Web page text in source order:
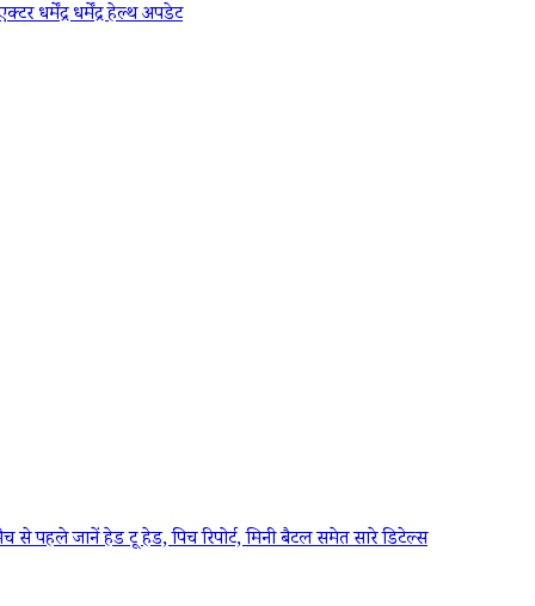
धर्मेंद्रधर्मेंद्र हेल्थ अपडेट
जानें हेड टू हेड, पिच रिपोर्ट, मिनी बैटल समेत सारे डिटेल्स